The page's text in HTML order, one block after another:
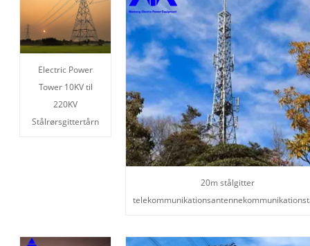
Electric Power
Tower 10KV til
220KV
Stålrørsgittertårn
20m stålgitter